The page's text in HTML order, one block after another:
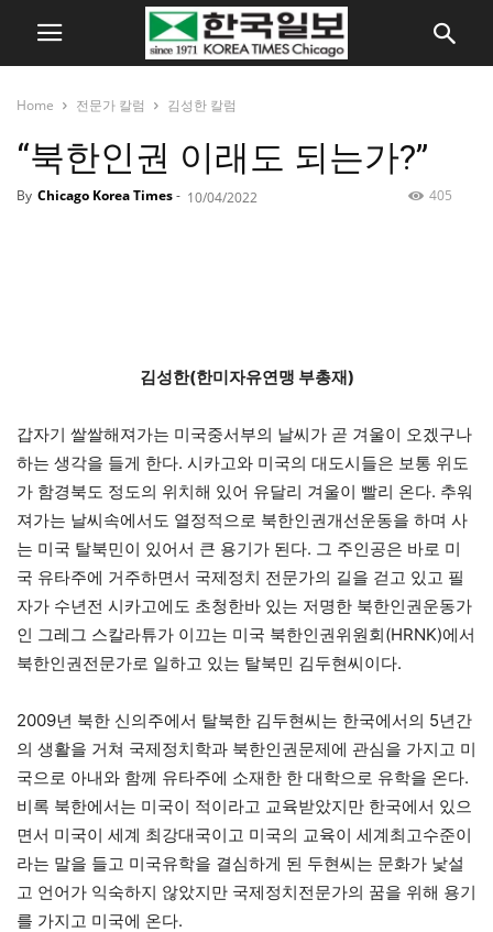
Home 전문가 칼럼 김성한 칼럼
“북한인권 이래도 되는가?”
By Chicago Korea Times- 10/04/2022 405
김성한(한미자유연맹 부총재)
갑자기 쌀쌀해져가는 미국중서부의 날씨가 곧 겨울이 오겠구나
하는 생각을 들게 한다. 시카고와 미국의 대도시들은 보통 위도
가 함경북도 정도의 위치해 있어 유달리 겨울이 빨리 온다. 추워
져가는 날씨속에서도 열정적으로 북한인권개선운동을 하며 사
는 미국 탈북민이 있어서 큰 용기가 된다. 그 주인공은 바로 미
국 유타주에 거주하면서 국제정치 전문가의 길을 걷고 있고 필
자가 수년전 시카고에도 초청한바 있는 저명한 북한인권운동가
인 그레그 스칼라튜가 이끄는 미국 북한인권위원회(HRNK)에서
북한인권전문가로 일하고 있는 탈북민 김두현씨이다.
2009년 북한 신의주에서 탈북한 김두현씨는 한국에서의 5년간
의 생활을 거쳐 국제정치학과 북한인권문제에 관심을 가지고 미
국으로 아내와 함께 유타주에 소재한 한 대학으로 유학을 온다.
비록 북한에서는 미국이 적이라고 교육받았지만 한국에서 있으
면서 미국이 세계 최강대국이고 미국의 교육이 세계최고수준이
라는 말을 들고 미국유학을 결심하게 된 두현씨는 문화가 낯설
고 언어가 익숙하지 않았지만 국제정치전문가의 꿈을 위해 용기
를 가지고 미국에 온다.